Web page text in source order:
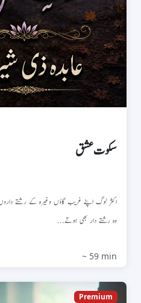
سکوت عشق
اکثر لوگ اپنے غریب گاؤں وغیرہ کے رشتے
وہ رشتے دار بھی ہوتے...
~ 59 min
Premium